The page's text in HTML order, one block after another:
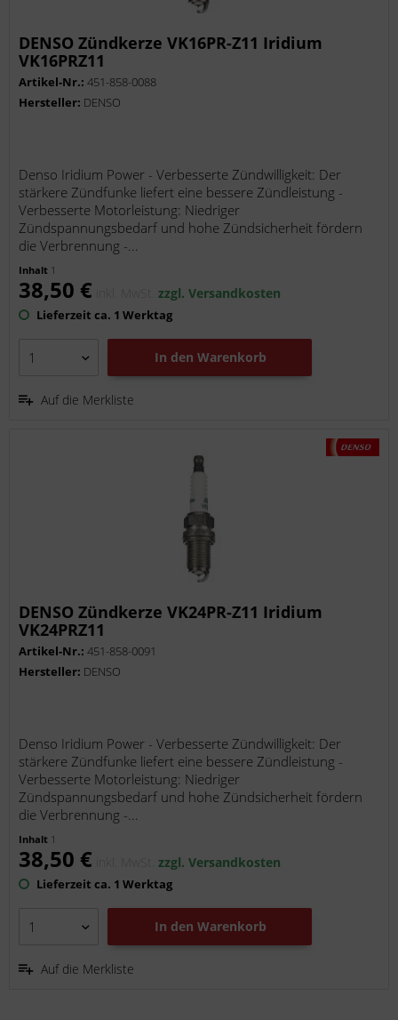
DENSO Zündkerze VK16PR-Z11 Iridium
VK16PRZ11
Artikel-Nr.:451-858-0088
Hersteller: DENSO
Denso Iridium Power - Verbesserte Zündwilligkeit: Der
stärkere Zündfunke liefert eine bessere Zündleistung -
Verbesserte Motorleistung: Niedriger
Zündspannungsbedarf und hohe Zündsicherheit fördern
die Verbrennung -...
Inhalt 1
38,50 € inkl. MwSt.zzgl. Versandkosten
Lieferzeit ca. 1 Werktag
In den Warenkorb
Auf die Merkliste
DENSO Zündkerze VK24PR-Z11 Iridium
VK24PRZ11
Artikel-Nr.:451-858-0091
Hersteller: DENSO
Denso Iridium Power - Verbesserte Zündwilligkeit: Der
stärkere Zündfunke liefert eine bessere Zündleistung -
Verbesserte Motorleistung: Niedriger
Zündspannungsbedarf und hohe Zündsicherheit fördern
die Verbrennung -...
Inhalt 1
38,50 € inkl. MwSt.zzgl. Versandkosten
Lieferzeit ca. 1 Werktag
In den Warenkorb
Auf die Merkliste